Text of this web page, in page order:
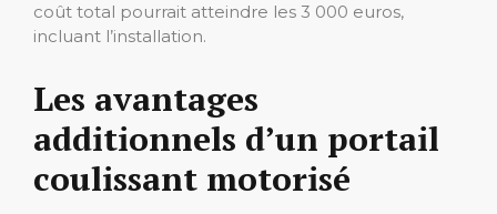
coût total pourrait atteindre les 3 000 euros,
incluant l’installation.
Les avantages
additionnels d’un portail
coulissant motorisé